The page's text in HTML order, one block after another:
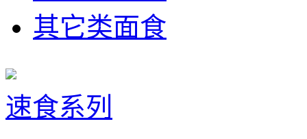
其它类面食
速食系列